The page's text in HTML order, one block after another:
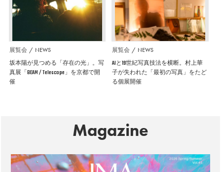
展覧会 NEWS
坂本陽が見つめる「存在の光」。写
真展「BEAM / Telescope」を京都で開
催
展覧会 NEWS
AIと19世紀写真技法を横断。村上華
子が失われた「最初の写真」をたど
る個展開催
Magazine